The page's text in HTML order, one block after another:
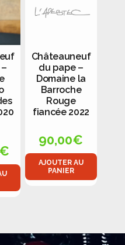
€
Châteauneuf
du pape –
Domaine la
Barroche
Rouge
fiancée 2022
90,00€
AJOUTER AU
PANIER